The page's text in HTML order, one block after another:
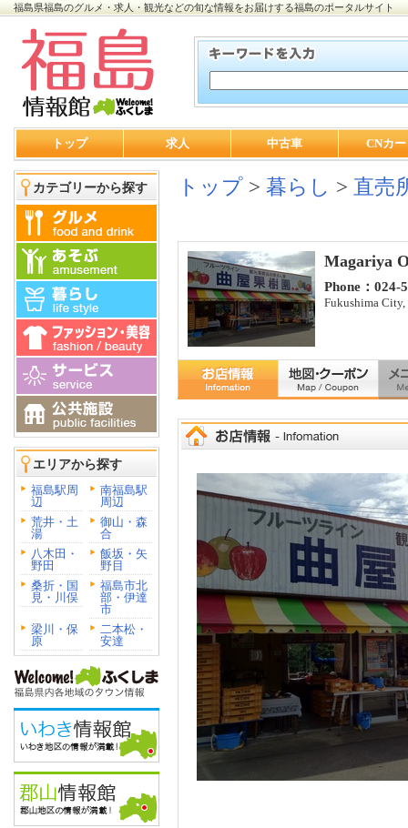
福島県福島のグルメ・求人・観光などの旬な情報をお届けする福島のポータルサイト
トップ 求人 中古車 CNカ
カテゴリーから探す
エリアから探す
福島駅周
辺
南福島駅
周辺
荒井・土
湯
御山・森
合
八木田・
野田
飯坂・矢
野目
桑折・国
見・川俣
福島市北
部・伊達
市
梁川・保
原
二本松・
安達
トップ > 暮らし > 直売
Magariya
Phone：024-
Fukushima City,